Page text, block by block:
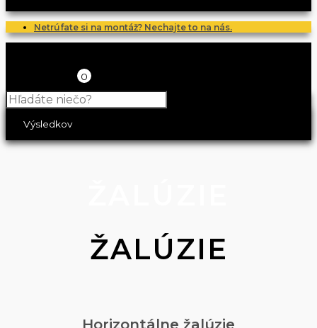
Netrúfate si na montáž? Nechajte to na nás.
0
Výsledkov
ŽALÚZIE